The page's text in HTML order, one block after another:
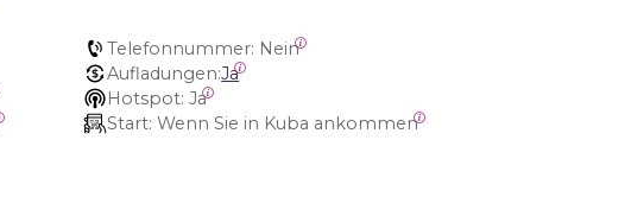
Telefonnummer: Nein
Aufladungen:Ja
Hotspot: Ja
Start: Wenn Sie in Kuba ankommen